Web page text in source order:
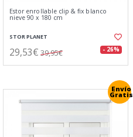
Estor enrollable clip & fix blanco
nieve 90 x 180 cm
STOR PLANET
29,53€ 39,95€ - 26%
Envío
Gratis